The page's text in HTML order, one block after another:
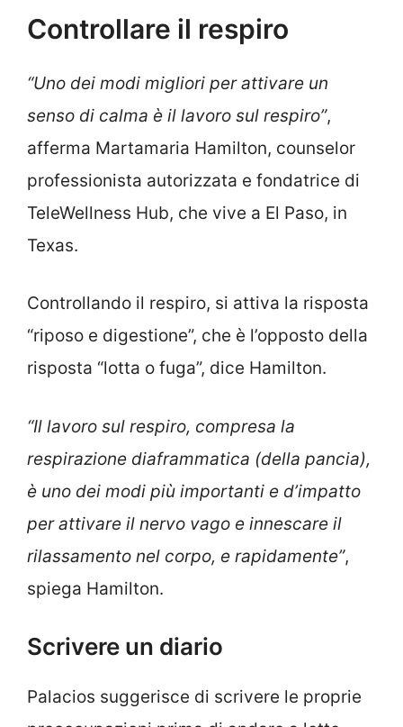
Controllare il respiro
“Uno dei modi migliori per attivare un
senso di calma è il lavoro sul respiro”,
afferma Martamaria Hamilton, counselor
professionista autorizzata e fondatrice di
TeleWellness Hub, che vive a El Paso, in
Texas.
Controllando il respiro, si attiva la risposta
“riposo e digestione”, che è l’opposto della
risposta “lotta o fuga”, dice Hamilton.
“Il lavoro sul respiro, compresa la
respirazione diaframmatica (della pancia),
è uno dei modi più importanti e d’impatto
per attivare il nervo vago e innescare il
rilassamento nel corpo, e rapidamente”,
spiega Hamilton.
Scrivere un diario
Palacios suggerisce di scrivere le proprie